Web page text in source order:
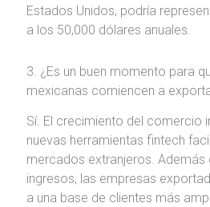
Estados Unidos, podría
a los 50,000 dólares anuales.
3. ¿Es un buen momento para
mexicanas comiencen a
Sí. El crecimiento del comercio
nuevas herramientas fintech
mercados extranjeros. Además
ingresos, las empresas
a una base de clientes más